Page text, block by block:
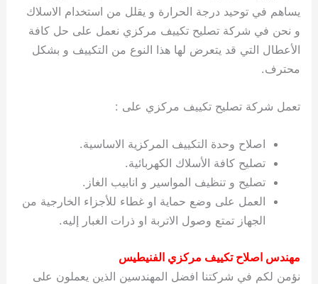
يساهم في توحيد درجة الحرارة و يقلل من استخدام الاسلاك
و نحن في شركة تصليح تكييف مركزي نعمل على حل كافة
الأعطال التي قد يتعرض لها هذا النوع من التكييف و بشكل
محترف.
تعمل شركة تصليح تكييف مركزي على :
اصلاح وحدة التكييف المركزية الاساسية.
تصليح كافة الأسلاك الكهربائية.
تصليح و تنظيف المواسير و انابيب الغاز.
العمل على وضع حماية او غطاء للأجزاء الخارجية من
الجهاز تمتع وصول الاتربة او ذرات الغبار إليه.
مهندس اصلاح تكييف مركزي الفنيطيس
نؤمن لكم في شركتنا افضل المهندسين الذين يعملون على